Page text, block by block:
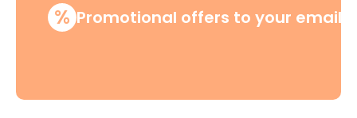
% Promotional offers to your email